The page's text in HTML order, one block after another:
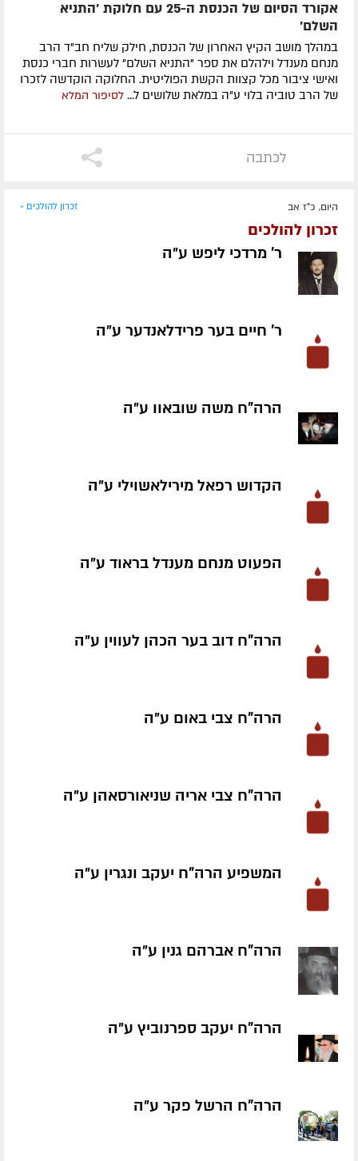
אקורד הסיום של הכנסת ה-25 עם חלוקת 'התניא
השלם'
במהלך מושב הקיץ האחרון של הכנסת, חילק שליח חב"ד הרב
מנחם מענדל וילהלם את ספר "התניא השלם" לעשרות חברי כנסת
ואישי ציבור מכל קצוות הקשת הפוליטית. החלוקה הוקדשה לזכרו
של הרב טוביה בלוי ע"ה במלאת שלושים ל... לסיפור המלא
לכתבה
היום, כ"ז אב זכרון להולכים »
זכרון להולכים
ר' מרדכי ליפש ע״ה
ר' חיים בער פרידלאנדער ע״ה
הרה"ח משה שובאוו ע״ה
הקדוש רפאל מירילאשוילי ע״ה
הפעוט מנחם מענדל בראוד ע״ה
הרה"ח דוב בער הכהן לעווין ע״ה
הרה"ח צבי באום ע״ה
הרה"ח צבי אריה שניאורסאהן ע״ה
המשפיע הרה"ח יעקב ונגרין ע״ה
הרה"ח אברהם גנין ע״ה
הרה"ח יעקב ספרנוביץ ע״ה
הרה"ח הרשל פקר ע״ה